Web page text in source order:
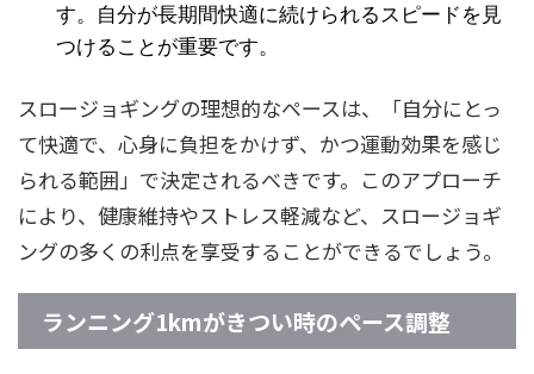
す。自分が長期間快適に続けられるスピードを見
つけることが重要です。
スロージョギングの理想的なペースは、「自分にとっ
て快適で、心身に負担をかけず、かつ運動効果を感じ
られる範囲」で決定されるべきです。このアプローチ
により、健康維持やストレス軽減など、スロージョギ
ングの多くの利点を享受することができるでしょう。
ランニング1kmがきつい時のペース調整